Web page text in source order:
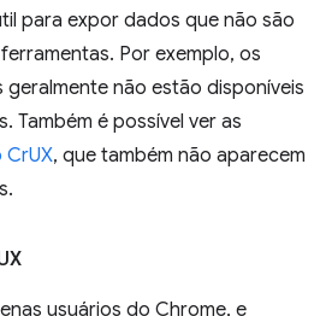
para expor dados que não são
Por exemplo, os
não estão disponíveis
Também é possível ver as
CrUX, que também não aparecem
usuários do Chrome, e